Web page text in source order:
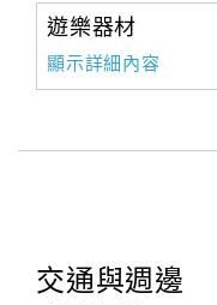
遊樂器材
顯示詳細內容
交通與週邊